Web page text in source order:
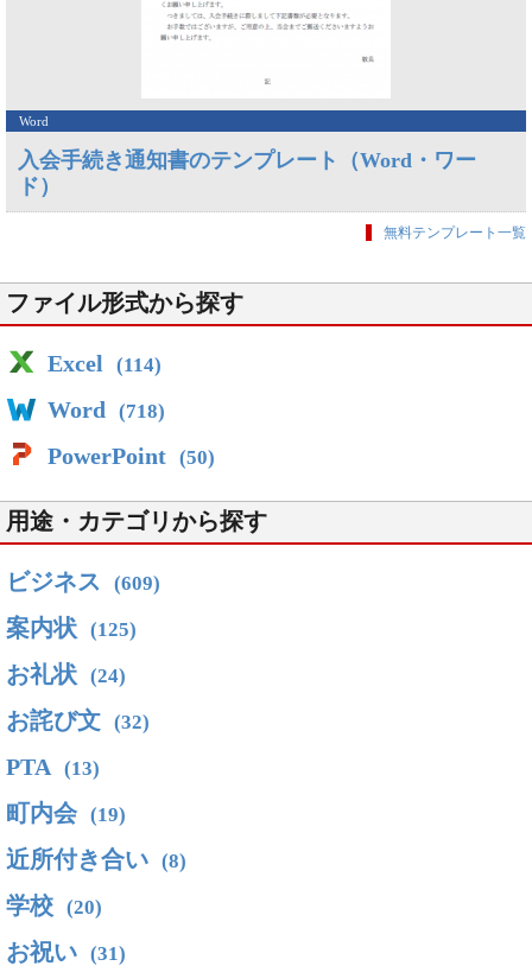
Word
入会手続き通知書のテンプレート（Word・ワー
ド）
無料テンプレート一覧
ファイル形式から探す
Excel (114)
Word (718)
PowerPoint (50)
用途・カテゴリから探す
ビジネス (609)
案内状 (125)
お礼状 (24)
お詫び文 (32)
PTA (13)
町内会 (19)
近所付き合い (8)
学校 (20)
お祝い (31)